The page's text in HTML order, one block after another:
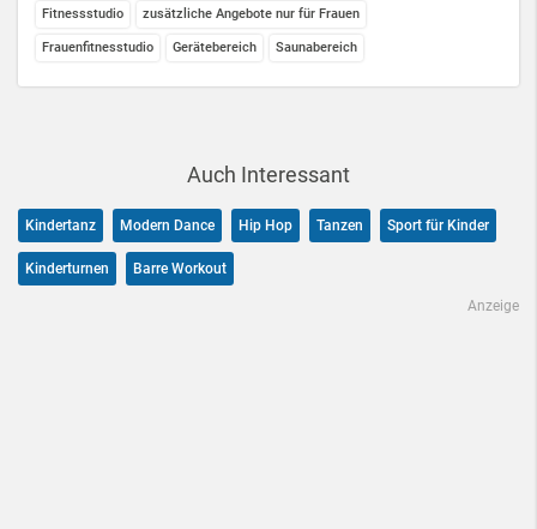
Fitnessstudio zusätzliche Angebote nur für Frauen
Frauenfitnesstudio Gerätebereich Saunabereich
Auch Interessant
Kindertanz Modern Dance Hip Hop Tanzen Sport für Kinder
Kinderturnen Barre Workout
Anzeige